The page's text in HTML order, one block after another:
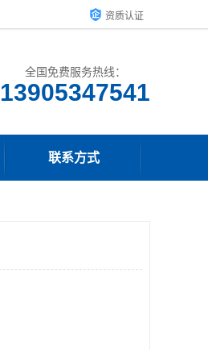
资质认证
全国免费服务热线：
13905347541
联系方式